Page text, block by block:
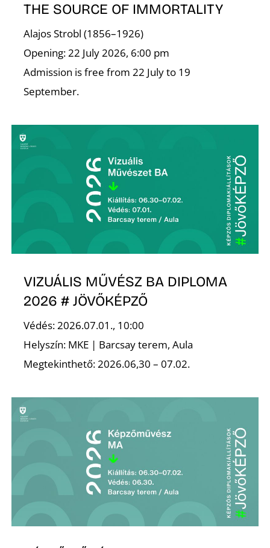
THE SOURCE OF IMMORTALITY
Alajos Strobl (1856–1926)
Opening: 22 July 2026, 6:00 pm
Admission is free from 22 July to 19
September.
VIZUÁLIS MŰVÉSZ BA DIPLOMA
2026 # JÖVŐKÉPZŐ
Védés: 2026.07.01., 10:00
Helyszín: MKE | Barcsay terem, Aula
Megtekinthető: 2026.06,30 – 07.02.